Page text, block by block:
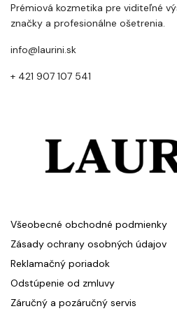
Prémiová kozmetika pre viditeľné
značky a profesionálne ošetrenia.
info@laurini.sk
+ 421 907 107 541
Všeobecné obchodné podmienky
Zásady ochrany osobných údajov
Reklamačný poriadok
Odstúpenie od zmluvy
Záručný a pozáručný servis